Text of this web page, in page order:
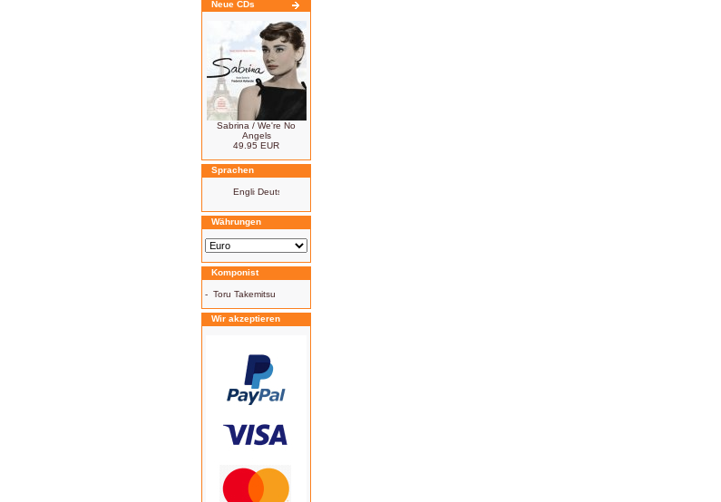
Neue CDs
Sabrina / We're No
Angels
49.95 EUR
Sprachen
Währungen
Komponist
- Toru Takemitsu
Wir akzeptieren